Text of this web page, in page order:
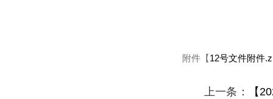
附件【12号文件附件
上一条：
【